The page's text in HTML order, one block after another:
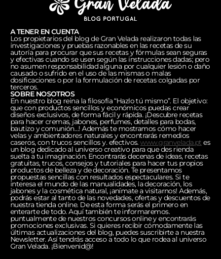
A TENER EN CUENTA
Los propietarios del blog de Gran Velada realizaron todas las
investigaciones y pruebas razonables en las recetas de su
autoría para procurar que sus recetas y fórmulas sean seguras
y efectivas cuando se usen según las instrucciones dadas; pero
no asumen responsabilidad alguna por cualquier lesión o daño
causado o sufrido en el uso de las mismas o malas
dosificaciones o por la formulación de recetas colgadas por
terceros.
SOBRE NOSOTROS
En nuestro blog reina la filosofía “Hazlo tú mismo”. El objetivo:
que con productos sencillos y económicos puedas crear
diseños exclusivos, de forma fácil y rápida. ¡Descubre recetas
para hacer cremas, jabones, perfumes, detalles para bodas,
bautizo y comunión…! Además te mostramos cómo hacer
velas y ambientadores naturales y encontrarás remedios
caseros, con trucos sencillos y. efectivos.www.granvelada.pt es
un blog dedicado al universo creativo para que des rienda
suelta a tu imaginación. Encontrarás decenas de ideas, recetas
gratuitas, trucos, consejos y tutoriales para hacer tus propios
productos de belleza y de decoración. Te presentamos
propuestas sencillas con resultados espectaculares. Si te
interesa el mundo de las manualidades, la decoración, los
jabones y la cosmética natural, ¡anímate a visitarnos! Además,
podrás estar al tanto de las novedades, ofertas y descuentos de
nuestra tienda online. De esta forma serás el primero en
enterarte de todo. Aquí también te informaremos.
puntualmente de nuestros concursos online y encontrarás
promociones exclusivas. Si quieres recibir cómodamente las
últimas actualizaciones del blog, puedes suscribirte a nuestra
Newsletter. Así tendrás acceso a todo lo que rodea al universo
Gran Velada. ¡Bienvenid@!